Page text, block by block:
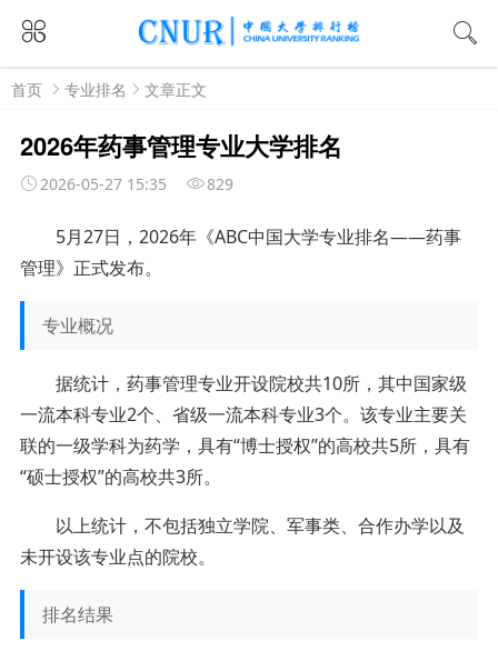
首页 专业排名 文章正文
2026年药事管理专业大学排名
2026-05-27 15:35 829
5月27日，2026年《ABC中国大学专业排名——药事
管理》正式发布。
专业概况
据统计，药事管理专业开设院校共10所，其中国家级
一流本科专业2个、省级一流本科专业3个。该专业主要关
联的一级学科为药学，具有“博士授权”的高校共5所，具有
“硕士授权”的高校共3所。
以上统计，不包括独立学院、军事类、合作办学以及
未开设该专业点的院校。
排名结果